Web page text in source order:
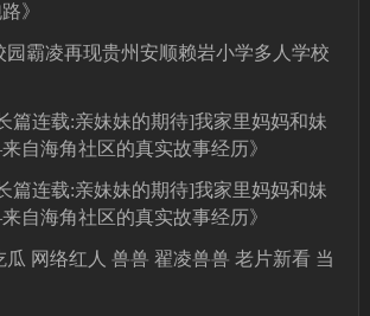
》
园霸凌再现贵州安顺赖岩小学多人学校
篇连载:亲妹妹的期待]我家里妈妈和妹
自海角社区的真实故事经历》
篇连载:亲妹妹的期待]我家里妈妈和妹
自海角社区的真实故事经历》
瓜 网络红人 兽兽 翟凌兽兽 老片新看 当